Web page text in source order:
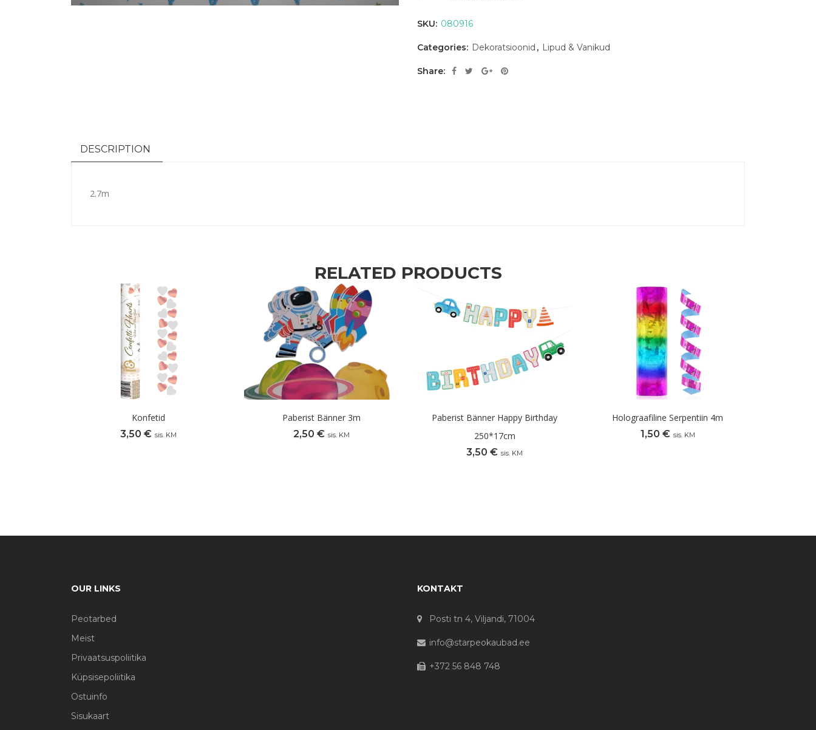
SKU: 080916
Categories: Dekoratsioonid , Lipud & Vanikud
Share:
DESCRIPTION
2.7m
RELATED PRODUCTS
Konfetid
3,50 € sis. KM
Paberist Bänner 3m
2,50 € sis. KM
Paberist Bänner Happy Birthday
250*17cm
3,50 € sis. KM
Holograafiline Serpentiin 4m
1,50 € sis. KM
OUR LINKS
Peotarbed
Meist
Privaatsuspoliitika
Küpsisepoliitika
Ostuinfo
Sisukaart
KONTAKT
Posti tn 4, Viljandi, 71004
info@starpeokaubad.ee
+372 56 848 748